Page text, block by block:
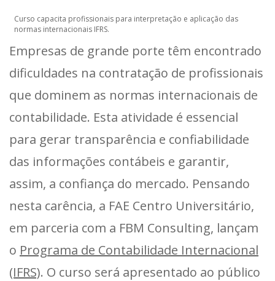
Curso capacita profissionais para interpretação e aplicação das
normas internacionais IFRS.
Empresas de grande porte têm encontrado
dificuldades na contratação de profissionais
que dominem as normas internacionais de
contabilidade. Esta atividade é essencial
para gerar transparência e confiabilidade
das informações contábeis e garantir,
assim, a confiança do mercado. Pensando
nesta carência, a FAE Centro Universitário,
em parceria com a FBM Consulting, lançam
o Programa de Contabilidade Internacional
(IFRS). O curso será apresentado ao público